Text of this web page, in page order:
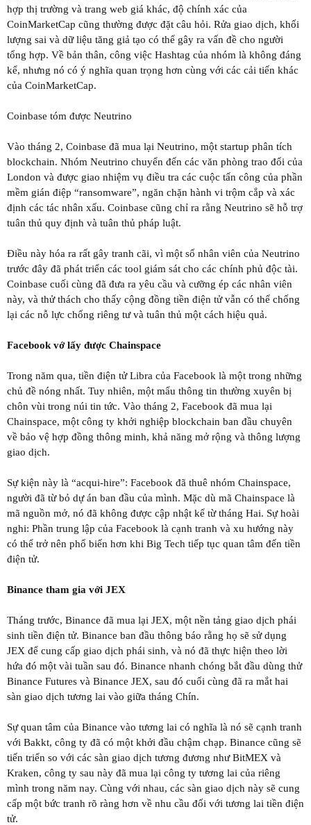
hợp thị trường và trang web giá khác, độ chính xác của
CoinMarketCap cũng thường được đặt câu hỏi. Rửa giao dịch, khối
lượng sai và dữ liệu tăng giả tạo có thể gây ra vấn đề cho người
tổng hợp. Về bản thân, công việc Hashtag của nhóm là không đáng
kể, nhưng nó có ý nghĩa quan trọng hơn cùng với các cải tiến khác
của CoinMarketCap.
Coinbase tóm được Neutrino
Vào tháng 2, Coinbase đã mua lại Neutrino, một startup phân tích
blockchain. Nhóm Neutrino chuyển đến các văn phòng trao đổi của
London và được giao nhiệm vụ điều tra các cuộc tấn công của phần
mềm gián điệp “ransomware”, ngăn chặn hành vi trộm cắp và xác
định các tác nhân xấu. Coinbase cũng chỉ ra rằng Neutrino sẽ hỗ trợ
tuân thủ quy định và tuân thủ pháp luật.
Điều này hóa ra rất gây tranh cãi, vì một số nhân viên của Neutrino
trước đây đã phát triển các tool giám sát cho các chính phủ độc tài.
Coinbase cuối cùng đã đưa ra yêu cầu và cưỡng ép các nhân viên
này, và thử thách cho thấy cộng đồng tiền điện tử vẫn có thể chống
lại các nỗ lực chống riêng tư và tuân thủ một cách hiệu quả.
Facebook vớ lấy được Chainspace
Trong năm qua, tiền điện tử Libra của Facebook là một trong những
chủ đề nóng nhất. Tuy nhiên, một mẩu thông tin thường xuyên bị
chôn vùi trong núi tin tức. Vào tháng 2, Facebook đã mua lại
Chainspace, một công ty khởi nghiệp blockchain ban đầu chuyên
về bảo vệ hợp đồng thông minh, khả năng mở rộng và thông lượng
giao dịch.
Sự kiện này là “acqui-hire”: Facebook đã thuê nhóm Chainspace,
người đã từ bỏ dự án ban đầu của mình. Mặc dù mã Chainspace là
mã nguồn mở, nó đã không được cập nhật kể từ tháng Hai. Sự hoài
nghi: Phần trung lập của Facebook là cạnh tranh và xu hướng này
có thể trở nên phổ biến hơn khi Big Tech tiếp tục quan tâm đến tiền
điện tử.
Binance tham gia với JEX
Tháng trước, Binance đã mua lại JEX, một nền tảng giao dịch phái
sinh tiền điện tử. Binance ban đầu thông báo rằng họ sẽ sử dụng
JEX để cung cấp giao dịch phái sinh, và nó đã thực hiện theo lời
hứa đó một vài tuần sau đó. Binance nhanh chóng bắt đầu dùng thử
Binance Futures và Binance JEX, sau đó cuối cùng đã ra mắt hai
sàn giao dịch tương lai vào giữa tháng Chín.
Sự quan tâm của Binance vào tương lai có nghĩa là nó sẽ cạnh tranh
với Bakkt, công ty đã có một khởi đầu chậm chạp. Binance cũng sẽ
tiến triển so với các sàn giao dịch tương đương như BitMEX và
Kraken, công ty sau này đã mua lại công ty tương lai của riêng
mình trong năm nay. Cùng với nhau, các sàn giao dịch này sẽ cung
cấp một bức tranh rõ ràng hơn về nhu cầu đối với tương lai tiền điện
tử.